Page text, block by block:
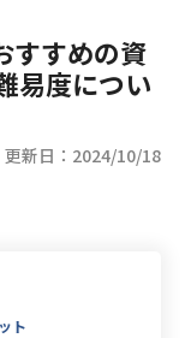
すすめの資
易度につい
更新日：2024/10/18
ト